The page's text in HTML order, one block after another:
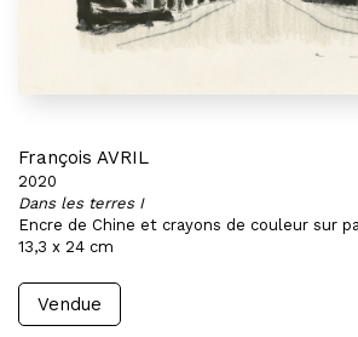
François AVRIL
2020
Dans les terres I
Encre de Chine et crayons de couleur sur
13,3 x 24 cm
Vendue